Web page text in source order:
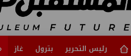
رئيس التحرير بترول غاز